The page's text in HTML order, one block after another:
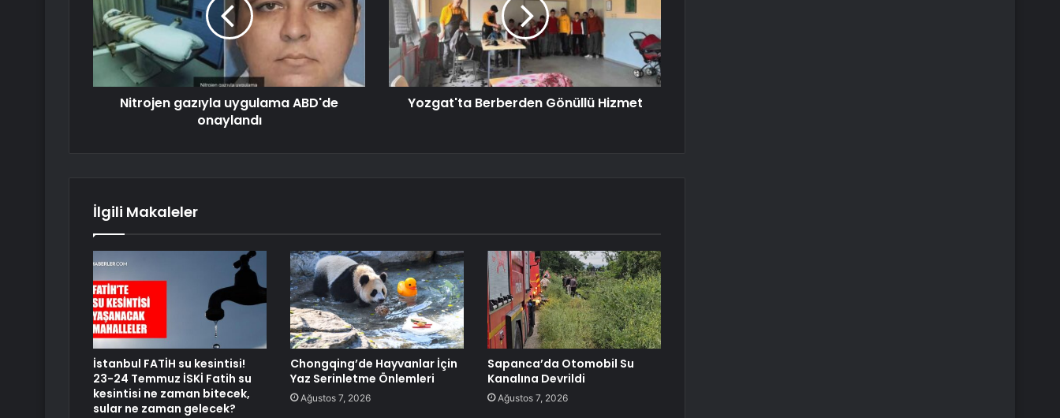
Nitrojen gazıyla uygulama ABD'de
onaylandı
Yozgat'ta Berberden Gönüllü Hizmet
İlgili Makaleler
İstanbul FATİH su kesintisi!
23-24 Temmuz İSKİ Fatih su
kesintisi ne zaman bitecek,
sular ne zaman gelecek?
Chongqing’de Hayvanlar İçin
Yaz Serinletme Önlemleri
Ağustos 7, 2026
Sapanca’da Otomobil Su
Kanalına Devrildi
Ağustos 7, 2026